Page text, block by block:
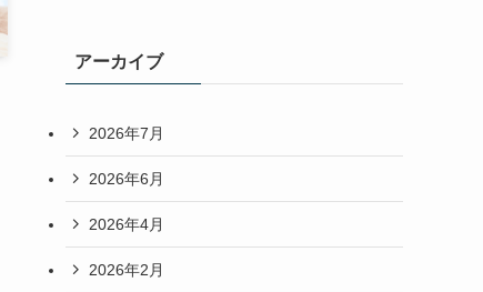
アーカイブ
2026年7月
2026年6月
2026年4月
2026年2月